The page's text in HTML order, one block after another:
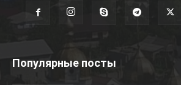
Популярные посты